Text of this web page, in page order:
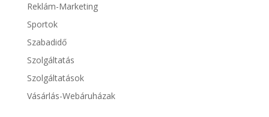
Reklám-Marketing
Sportok
Szabadidő
Szolgáltatás
Szolgáltatások
Vásárlás-Webáruházak